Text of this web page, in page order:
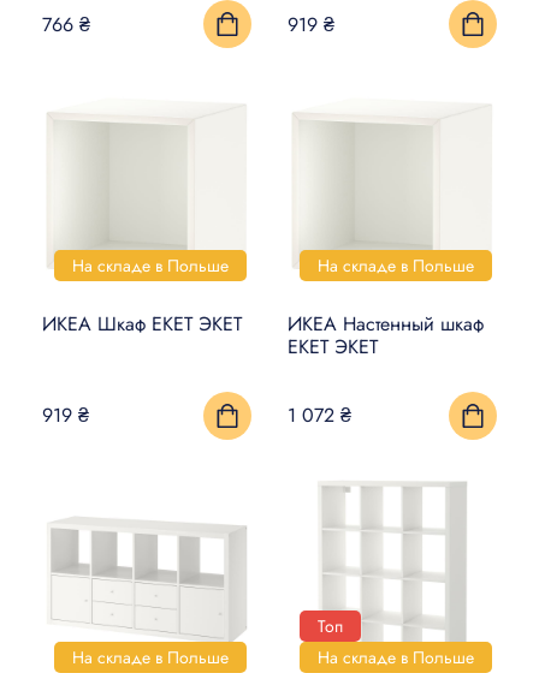
766 ₴ 919 ₴
На складе в Польше
ИКЕА Шкаф EKET ЭКЕТ
919 ₴
На складе в Польше
ИКЕА Настенный шкаф
EKET ЭКЕТ
1 072 ₴
На складе в Польше
Топ
На складе в Польше